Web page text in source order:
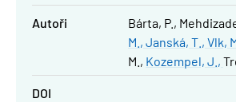
Autoři Bárta, P.
M.
Janská, T. Vlk,
M.
Kozempel, J.
DOI